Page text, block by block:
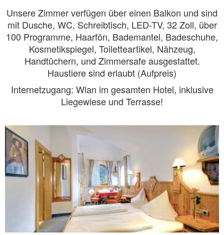
Unsere Zimmer verfügen über einen Balkon und sind
mit Dusche, WC, Schreibtisch, LED-TV, 32 Zoll, über
100 Programme, Haarfön, Bademantel, Badeschuhe,
Kosmetikspiegel, Toiletteartikel, Nähzeug,
Handtüchern, und Zimmersafe ausgestattet.
Haustiere sind erlaubt (Aufpreis)
Internetzugang: Wlan im gesamten Hotel, inklusive
Liegewiese und Terrasse!